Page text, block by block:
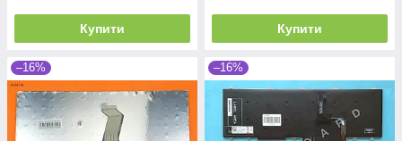
Купити Купити
–16% –16%